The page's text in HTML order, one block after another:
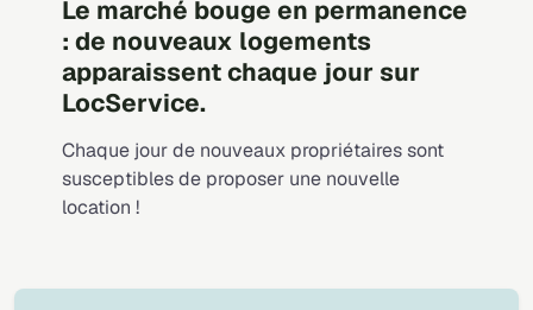
Le marché bouge en permanence
: de nouveaux logements
apparaissent chaque jour sur
LocService.
Chaque jour de nouveaux propriétaires sont
susceptibles de proposer une nouvelle
location !